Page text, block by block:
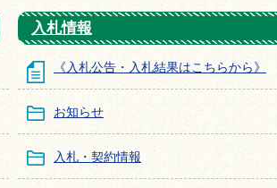
入札情報
《入札公告・入札結果はこちらから》
お知らせ
入札・契約情報